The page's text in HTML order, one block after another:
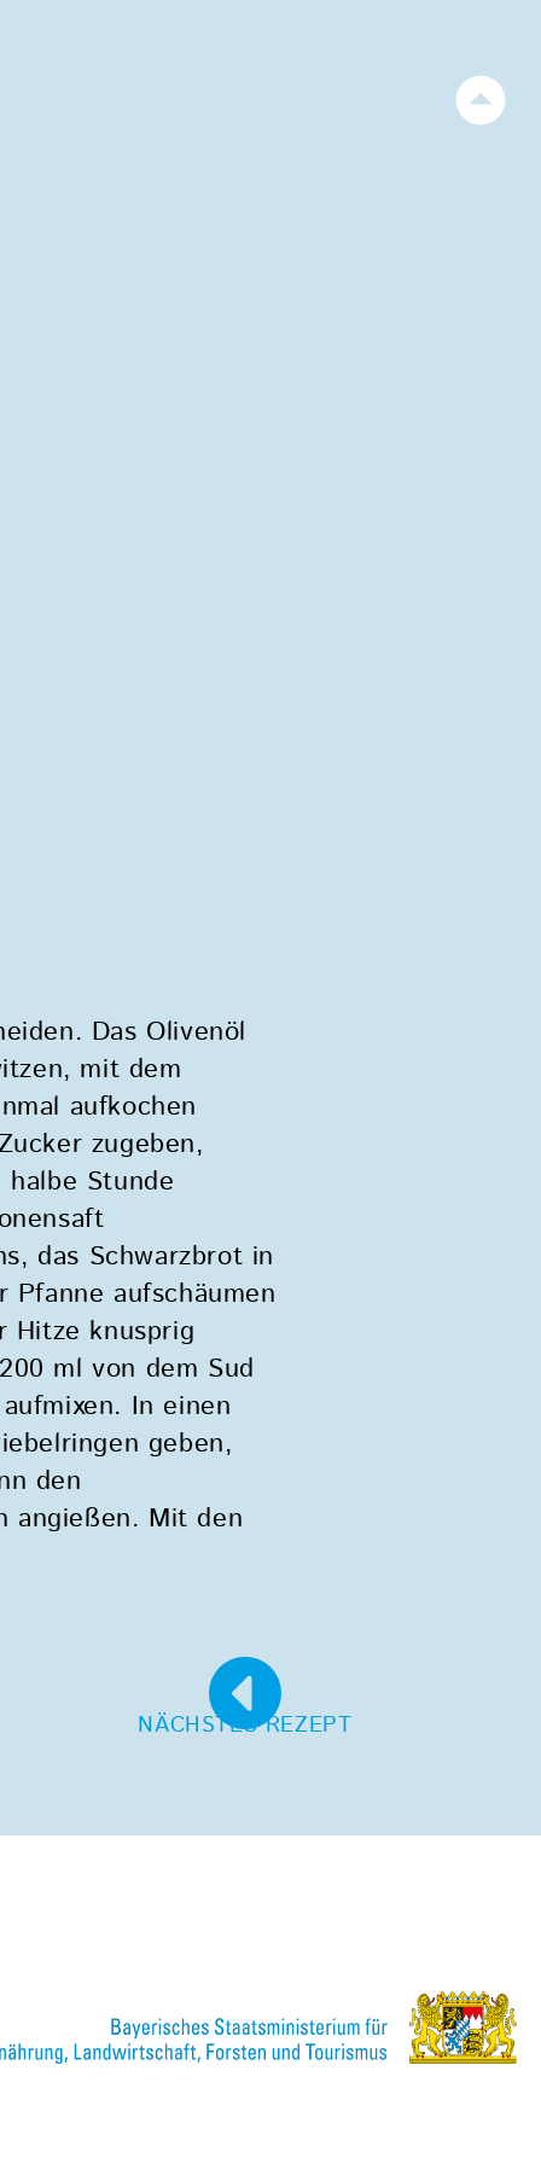
Das Olivenöl
mit dem
aufkochen
zugeben,
Stunde
das Schwarzbrot in
aufschäumen
Hitze knusprig
ml von dem Sud
In einen
geben,
den
angießen. Mit den
NÄCHSTES REZEPT